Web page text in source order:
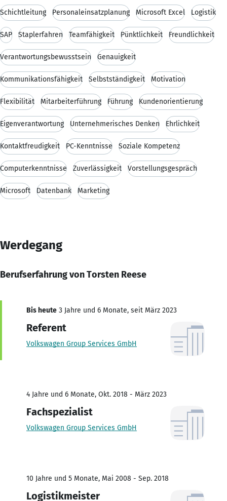
Schichtleitung Personaleinsatzplanung Microsoft Excel Logistik
SAP Staplerfahren Teamfähigkeit Pünktlichkeit Freundlichkeit
Verantwortungsbewusstsein Genauigkeit
Kommunikationsfähigkeit Selbstständigkeit Motivation
Flexibilität Mitarbeiterführung Führung Kundenorientierung
Eigenverantwortung Unternehmerisches Denken Ehrlichkeit
Kontaktfreudigkeit PC-Kenntnisse Soziale Kompetenz
Computerkenntnisse Zuverlässigkeit Vorstellungsgespräch
Microsoft Datenbank Marketing
Werdegang
Berufserfahrung von Torsten Reese
Bis heute 3 Jahre und 6 Monate, seit März 2023
Referent
Volkswagen Group Services GmbH
4 Jahre und 6 Monate, Okt. 2018 - März 2023
Fachspezialist
Volkswagen Group Services GmbH
10 Jahre und 5 Monate, Mai 2008 - Sep. 2018
Logistikmeister